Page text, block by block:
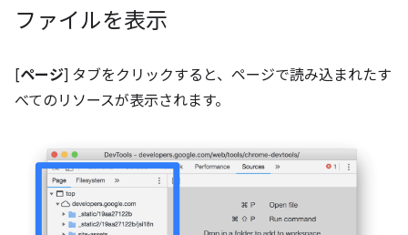
ファイルを表示
[ページ] タブをクリックすると、ページで読み込まれたす
べてのリソースが表示されます。